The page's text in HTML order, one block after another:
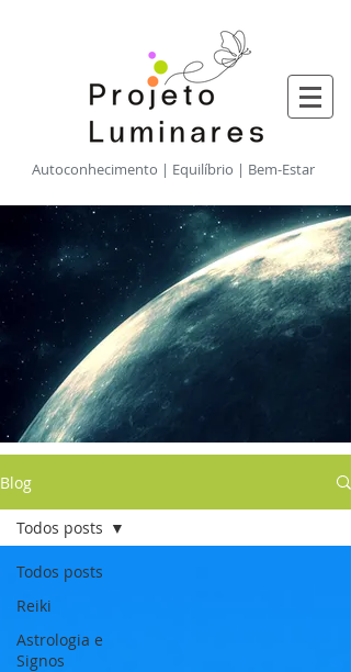
​Autoconhecimento | Equilíbrio | Bem-Estar
Blog
Todos posts
Reiki
Astrologia e
Signos
Todos posts